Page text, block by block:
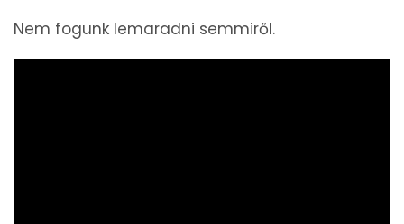
Nem fogunk lemaradni semmiről.